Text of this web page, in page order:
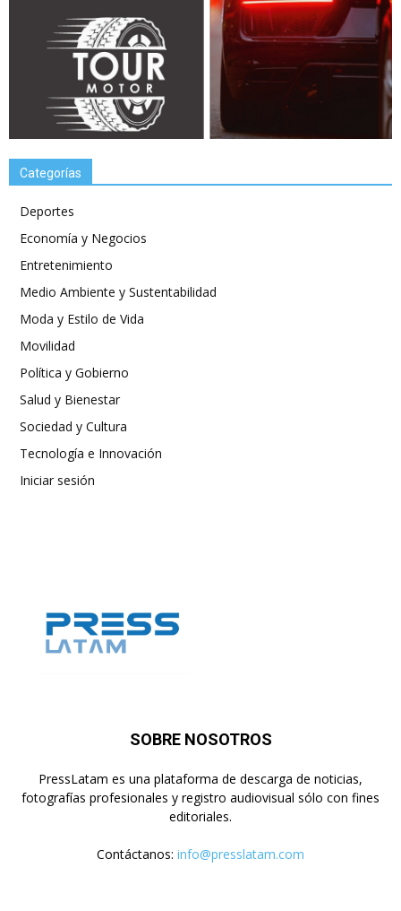
Categorías
Deportes
Economía y Negocios
Entretenimiento
Medio Ambiente y Sustentabilidad
Moda y Estilo de Vida
Movilidad
Política y Gobierno
Salud y Bienestar
Sociedad y Cultura
Tecnología e Innovación
Iniciar sesión
SOBRE NOSOTROS
PressLatam es una plataforma de descarga de noticias,
fotografías profesionales y registro audiovisual sólo con fines
editoriales.
Contáctanos: info@presslatam.com